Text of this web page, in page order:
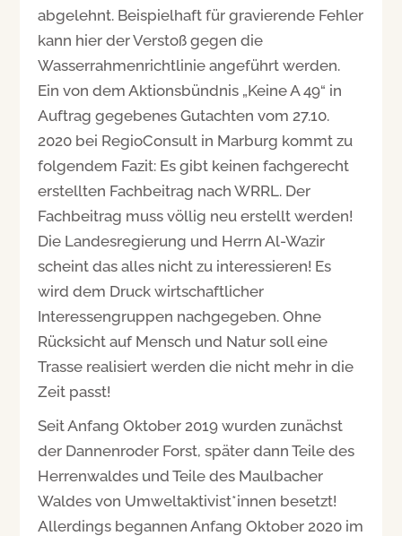
abgelehnt. Beispielhaft für gravierende Fehler
kann hier der Verstoß gegen die
Wasserrahmenrichtlinie angeführt werden.
Ein von dem Aktionsbündnis „Keine A 49“ in
Auftrag gegebenes Gutachten vom 27.10.
2020 bei RegioConsult in Marburg kommt zu
folgendem Fazit: Es gibt keinen fachgerecht
erstellten Fachbeitrag nach WRRL. Der
Fachbeitrag muss völlig neu erstellt werden!
Die Landesregierung und Herrn Al-Wazir
scheint das alles nicht zu interessieren! Es
wird dem Druck wirtschaftlicher
Interessengruppen nachgegeben. Ohne
Rücksicht auf Mensch und Natur soll eine
Trasse realisiert werden die nicht mehr in die
Zeit passt!
Seit Anfang Oktober 2019 wurden zunächst
der Dannenroder Forst, später dann Teile des
Herrenwaldes und Teile des Maulbacher
Waldes von Umweltaktivist*innen besetzt!
Allerdings begannen Anfang Oktober 2020 im